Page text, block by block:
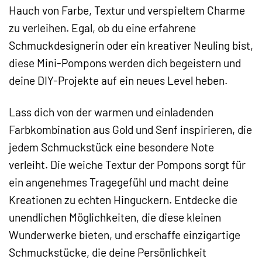
Hauch von Farbe, Textur und verspieltem Charme
zu verleihen. Egal, ob du eine erfahrene
Schmuckdesignerin oder ein kreativer Neuling bist,
diese Mini-Pompons werden dich begeistern und
deine DIY-Projekte auf ein neues Level heben.
Lass dich von der warmen und einladenden
Farbkombination aus Gold und Senf inspirieren, die
jedem Schmuckstück eine besondere Note
verleiht. Die weiche Textur der Pompons sorgt für
ein angenehmes Tragegefühl und macht deine
Kreationen zu echten Hinguckern. Entdecke die
unendlichen Möglichkeiten, die diese kleinen
Wunderwerke bieten, und erschaffe einzigartige
Schmuckstücke, die deine Persönlichkeit